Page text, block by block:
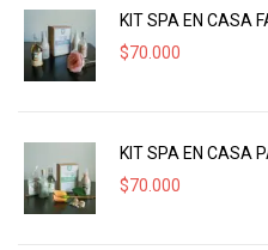
KIT SPA EN CASA
$70.000
KIT SPA EN CASA
$70.000